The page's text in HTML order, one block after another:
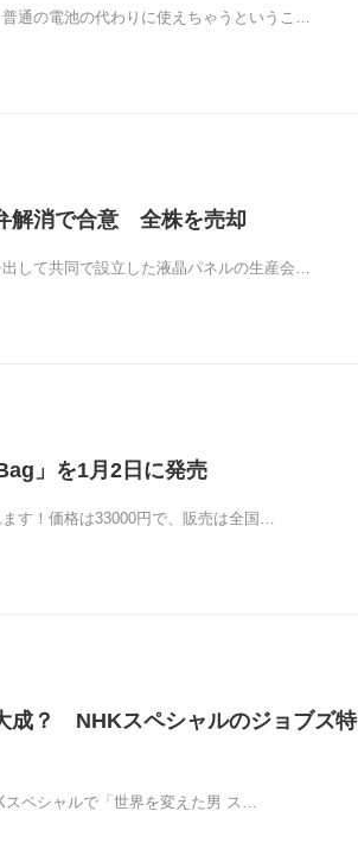
通の電池の代わりに使えちゃうというこ…
解消で合意 全株を売却
して共同で設立した液晶パネルの生産会…
」を1月2日に発売
す！価格は33000円で、販売は全国…
成？ NHKスペシャルのジョブズ特
スペシャルで「世界を変えた男 ス…